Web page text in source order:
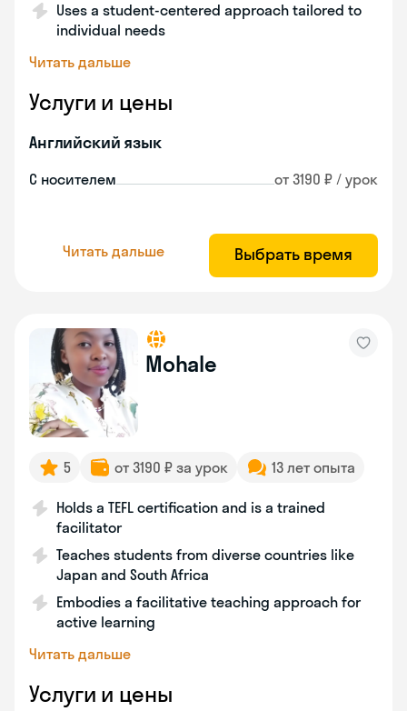
Uses a student-centered approach tailored to
individual needs
Читать дальше
Услуги и цены
Английский язык
С носителем от 3190 ₽ / урок
Читать дальше Выбрать время
Mohale
5 от 3190 ₽ за урок 13 лет опыта
Holds a TEFL certification and is a trained
facilitator
Teaches students from diverse countries like
Japan and South Africa
Embodies a facilitative teaching approach for
active learning
Читать дальше
Услуги и цены